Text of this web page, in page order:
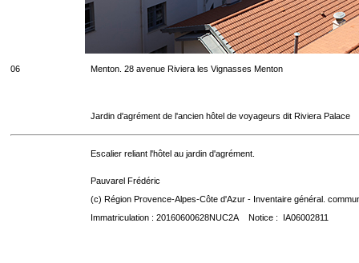
06 Menton. 28 avenue Riviera les Vignasses Menton
Jardin d'agrément de l'ancien hôtel de voyageurs dit Riviera Palace
Escalier reliant l'hôtel au jardin d'agrément.
Pauvarel Frédéric
(c) Région Provence-Alpes-Côte d'Azur - Inventaire général.
Immatriculation : 20160600628NUC2A Notice : IA06002811